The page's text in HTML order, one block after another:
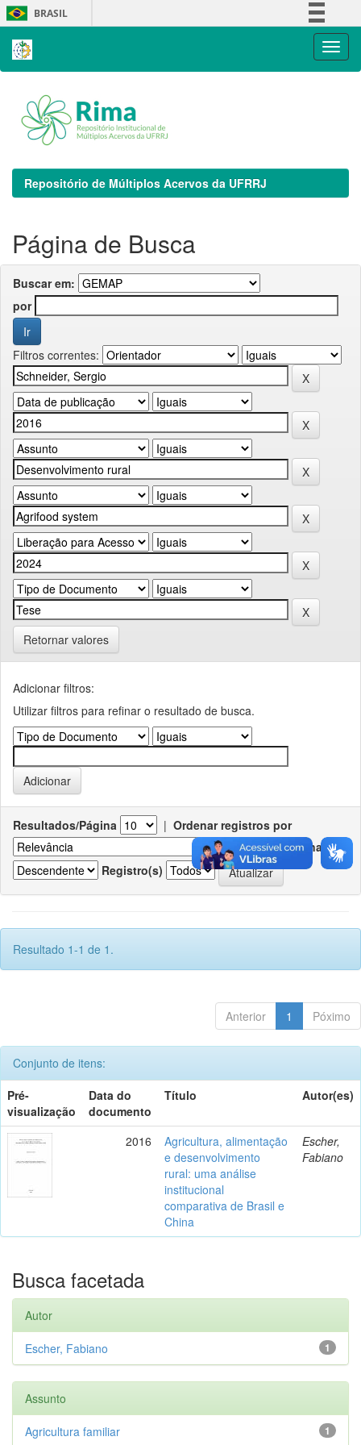
Skip
navigation
BRASIL
Repositório de Múltiplos Acervos da UFRRJ
Página de Busca
Buscar em:
por
Filtros correntes:
Retornar valores
Adicionar filtros:
Utilizar filtros para refinar o resultado de busca.
Resultados/Página | Ordenar registros por
Ordenar
Registro(s)
Resultado 1-1 de 1.
Anterior 1 Póximo
Conjunto de itens:
Pré-
visualização
Data do
documento
Título Autor(es)
2016
Agricultura, alimentação
e desenvolvimento
rural: uma análise
institucional
comparativa de Brasil e
China
Escher,
Fabiano
Busca facetada
Autor
1
Escher, Fabiano
Assunto
1
Agricultura familiar